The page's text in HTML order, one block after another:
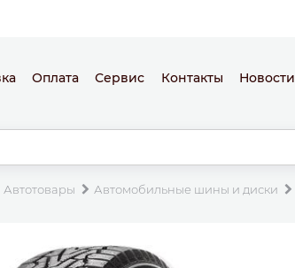
Оплата Сервис Контакты Новости
Автотовары Автомобильные шины и диски